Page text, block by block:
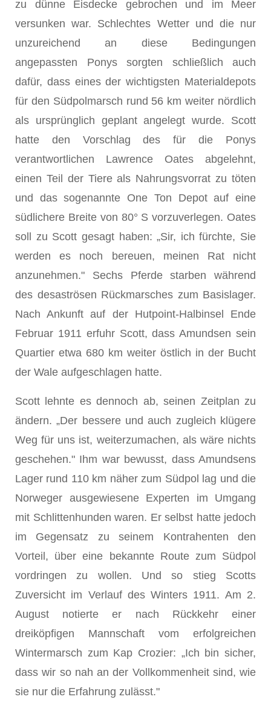
zu dünne Eisdecke gebrochen und im Meer
versunken war. Schlechtes Wetter und die nur
unzureichend an diese Bedingungen
angepassten Ponys sorgten schließlich auch
dafür, dass eines der wichtigsten Materialdepots
für den Südpolmarsch rund 56 km weiter nördlich
als ursprünglich geplant angelegt wurde. Scott
hatte den Vorschlag des für die Ponys
verantwortlichen Lawrence Oates abgelehnt,
einen Teil der Tiere als Nahrungsvorrat zu töten
und das sogenannte One Ton Depot auf eine
südlichere Breite von 80° S vorzuverlegen. Oates
soll zu Scott gesagt haben: „Sir, ich fürchte, Sie
werden es noch bereuen, meinen Rat nicht
anzunehmen." Sechs Pferde starben während
des desaströsen Rückmarsches zum Basislager.
Nach Ankunft auf der Hutpoint-Halbinsel Ende
Februar 1911 erfuhr Scott, dass Amundsen sein
Quartier etwa 680 km weiter östlich in der Bucht
der Wale aufgeschlagen hatte.
Scott lehnte es dennoch ab, seinen Zeitplan zu
ändern. „Der bessere und auch zugleich klügere
Weg für uns ist, weiterzumachen, als wäre nichts
geschehen." Ihm war bewusst, dass Amundsens
Lager rund 110 km näher zum Südpol lag und die
Norweger ausgewiesene Experten im Umgang
mit Schlittenhunden waren. Er selbst hatte jedoch
im Gegensatz zu seinem Kontrahenten den
Vorteil, über eine bekannte Route zum Südpol
vordringen zu wollen. Und so stieg Scotts
Zuversicht im Verlauf des Winters 1911. Am 2.
August notierte er nach Rückkehr einer
dreiköpfigen Mannschaft vom erfolgreichen
Wintermarsch zum Kap Crozier: „Ich bin sicher,
dass wir so nah an der Vollkommenheit sind, wie
sie nur die Erfahrung zulässt."